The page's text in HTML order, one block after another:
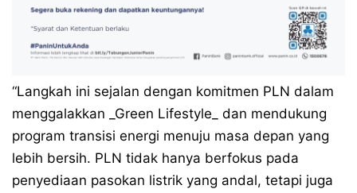
“Langkah ini sejalan dengan komitmen PLN dalam
menggalakkan _Green Lifestyle_ dan mendukung
program transisi energi menuju masa depan yang
lebih bersih. PLN tidak hanya berfokus pada
penyediaan pasokan listrik yang andal, tetapi juga